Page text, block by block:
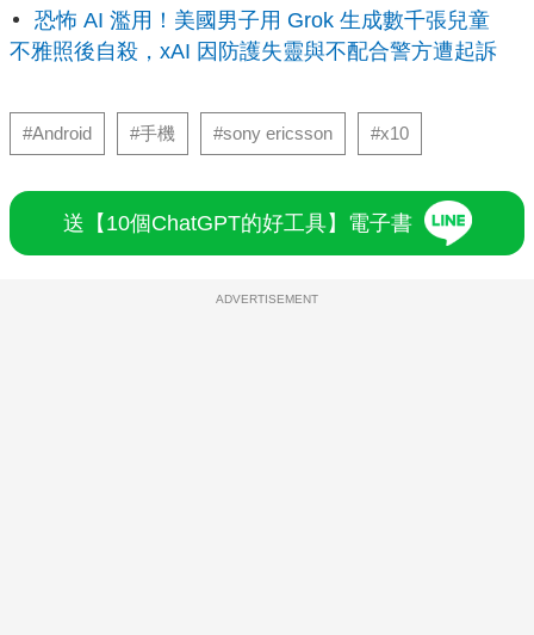
恐怖 AI 濫用！美國男子用 Grok 生成數千張兒童
不雅照後自殺，xAI 因防護失靈與不配合警方遭起訴
#Android #手機 #sony ericsson #x10
送【10個ChatGPT的好工具】電子書
ADVERTISEMENT